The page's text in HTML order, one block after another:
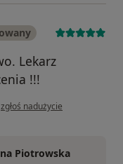
Lekarz
!!!
w opinii użytkownika MZT
zgłoś nadużycie
Piotrowska